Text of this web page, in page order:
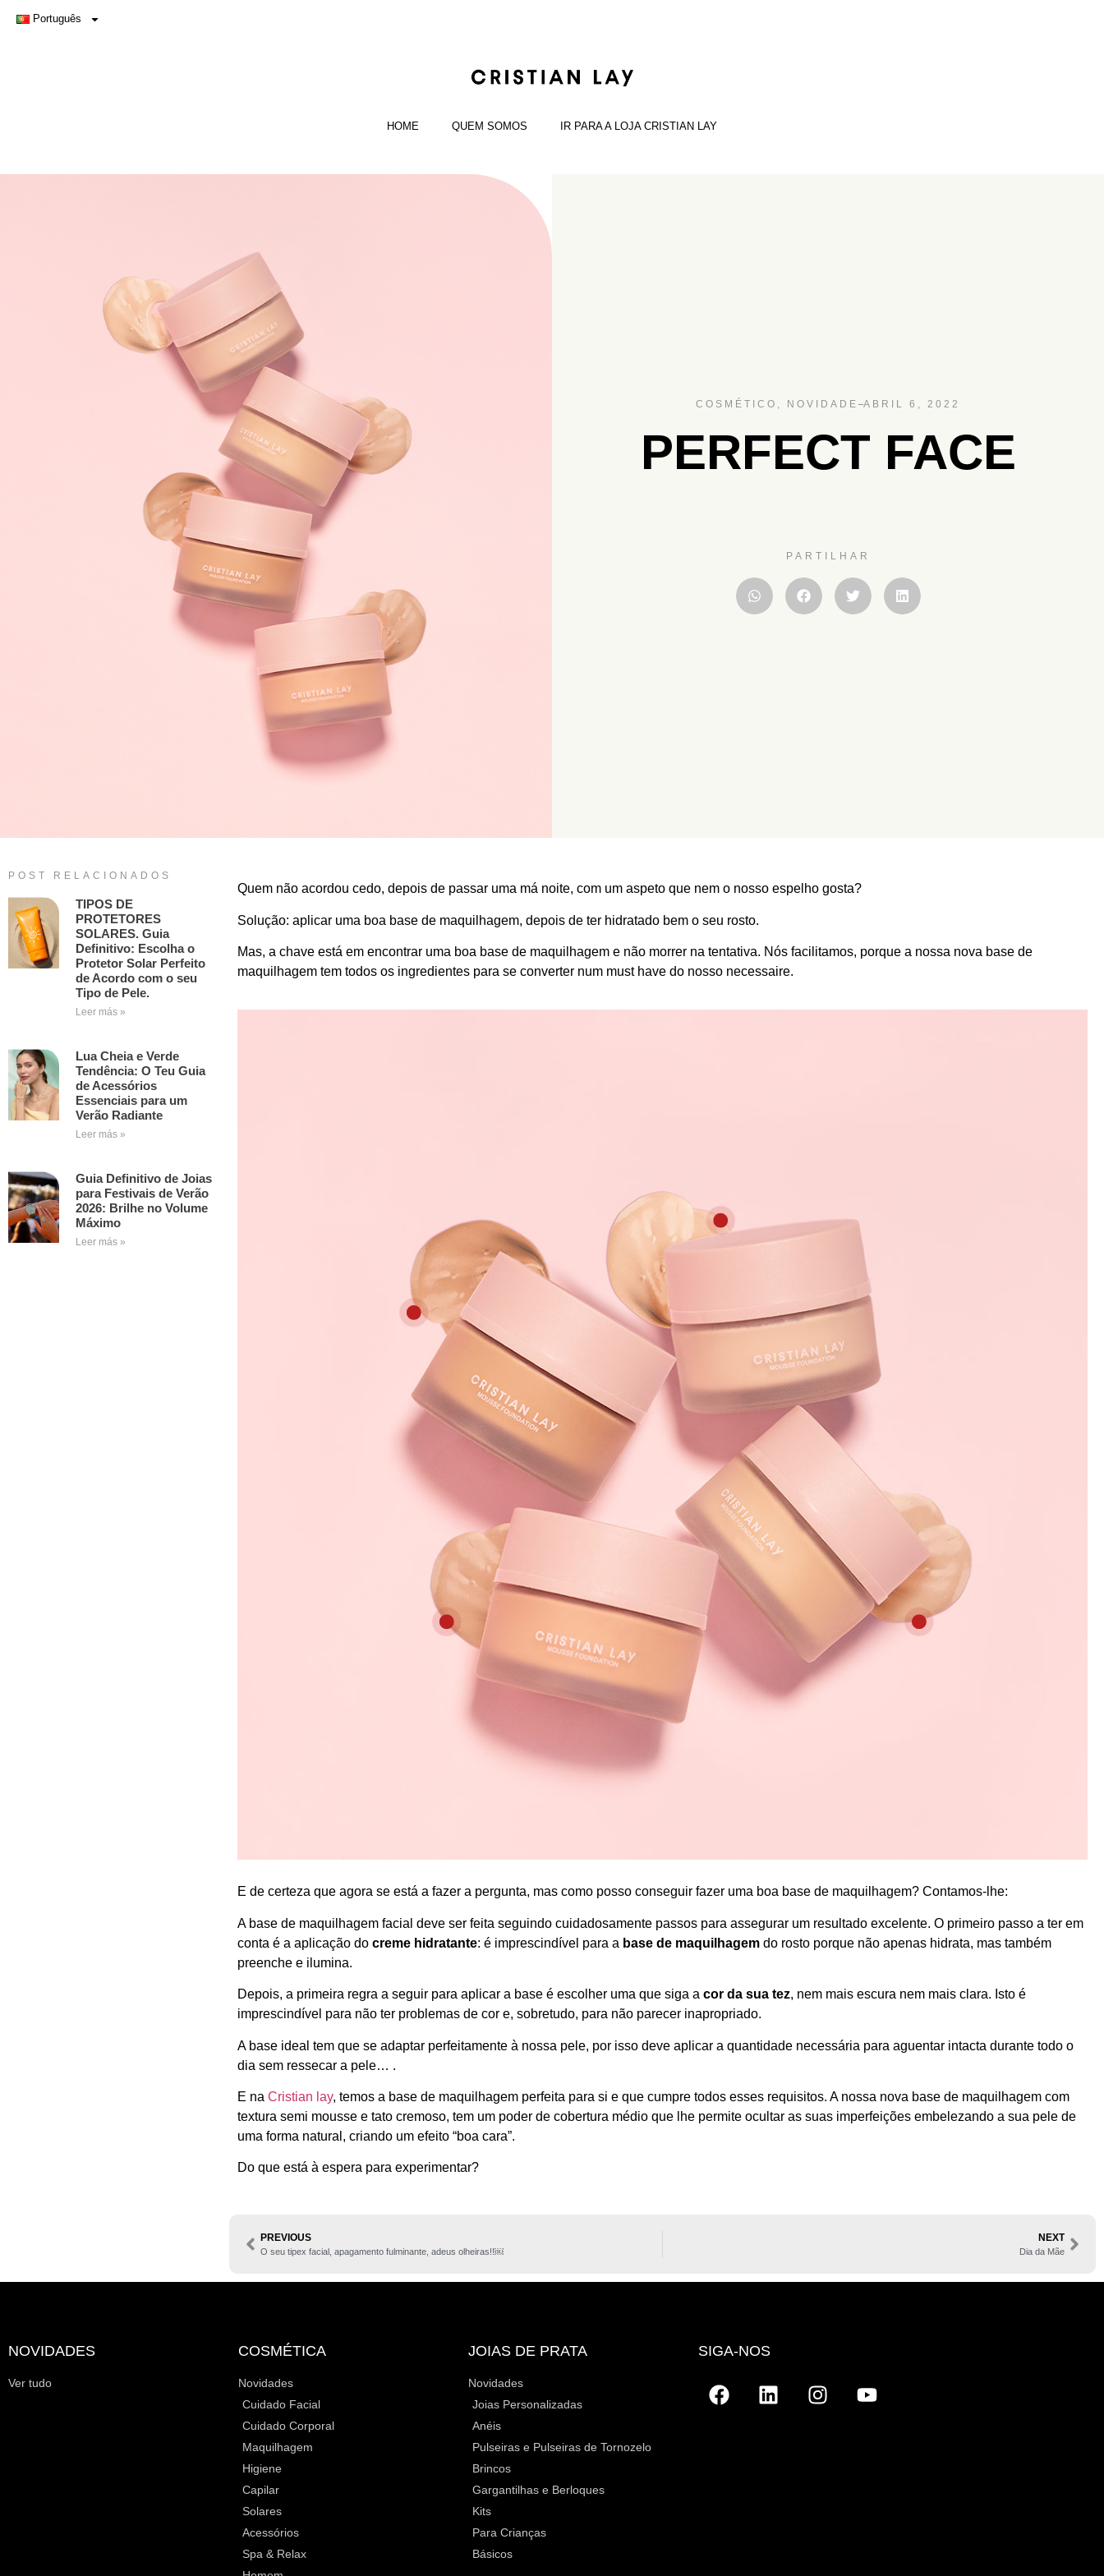
Português
HOME QUEM SOMOS IR PARA A LOJA CRISTIAN LAY
COSMÉTICO , NOVIDADE ABRIL 6, 2022
PERFECT FACE
PARTILHAR
POST RELACIONADOS
TIPOS DE
PROTETORES
SOLARES. Guia
Definitivo: Escolha o
Protetor Solar Perfeito
de Acordo com o seu
Tipo de Pele.
Leer más »
Lua Cheia e Verde
Tendência: O Teu Guia
de Acessórios
Essenciais para um
Verão Radiante
Leer más »
Guia Definitivo de Joias
para Festivais de Verão
2026: Brilhe no Volume
Máximo
Leer más »
Quem não acordou cedo, depois de passar uma má noite, com um aspeto que nem o nosso espelho gosta?
Solução: aplicar uma boa base de maquilhagem, depois de ter hidratado bem o seu rosto.
Mas, a chave está em encontrar uma boa base de maquilhagem e não morrer na tentativa. Nós facilitamos, porque a nossa nova base de
maquilhagem tem todos os ingredientes para se converter num must have do nosso necessaire.
E de certeza que agora se está a fazer a pergunta, mas como posso conseguir fazer uma boa base de maquilhagem? Contamos-lhe:
A base de maquilhagem facial deve ser feita seguindo cuidadosamente passos para assegurar um resultado excelente. O primeiro passo a ter em
conta é a aplicação do creme hidratante: é imprescindível para a base de maquilhagemdo rosto porque não apenas hidrata, mas também
preenche e ilumina.
Depois, a primeira regra a seguir para aplicar a base é escolher uma que siga a cor da sua tez, nem mais escura nem mais clara. Isto é
imprescindível para não ter problemas de cor e, sobretudo, para não parecer inapropriado.
A base ideal tem que se adaptar perfeitamente à nossa pele, por isso deve aplicar a quantidade necessária para aguentar intacta durante todo o
dia sem ressecar a pele… .
E na Cristian lay, temos a base de maquilhagem perfeita para si e que cumpre todos esses requisitos. A nossa nova base de maquilhagem com
textura semi mousse e tato cremoso, tem um poder de cobertura médio que lhe permite ocultar as suas imperfeições embelezando a sua pele de
uma forma natural, criando um efeito “boa cara”.
Do que está à espera para experimentar?
PREVIOUS
O seu tipex facial, apagamento fulminante, adeus olheiras!!￼
NEXT
Dia da Mãe
NOVIDADES
Ver tudo
COSMÉTICA
Novidades
Cuidado Facial
Cuidado Corporal
Maquilhagem
Higiene
Capilar
Solares
Acessórios
Spa & Relax
JOIAS DE PRATA
Novidades
Joias Personalizadas
Anéis
Pulseiras e Pulseiras de Tornozelo
Brincos
Gargantilhas e Berloques
Kits
Para Crianças
Básicos
SIGA-NOS